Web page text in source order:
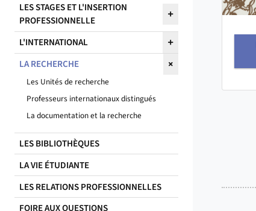
LES STAGES ET L'INSERTION
PROFESSIONNELLE
L'INTERNATIONAL
LA RECHERCHE
Les Unités de recherche
Professeurs internationaux distingués
La documentation et la recherche
LES BIBLIOTHÈQUES
LA VIE ÉTUDIANTE
LES RELATIONS PROFESSIONNELLES
FOIRE AUX QUESTIONS